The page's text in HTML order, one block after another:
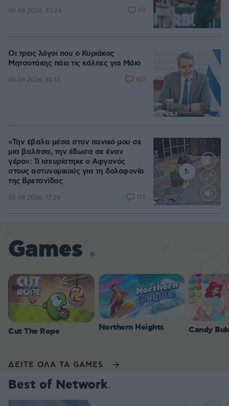
05.08.2026, 23:24 69
Οι τρεις λόγοι που ο Κυριάκος
Μητσοτάκης πάει τις κάλπες για Μάιο
05.08.2026, 10:13 451
«Την έβαλα μέσα στον πανικό μου σε
μια βαλίτσα, την έδωσα σε έναν
γέρο»: Τι ισχυρίστηκε ο Αφγανός
στους αστυνομικούς για τη δολοφονία
της Βρετανίδας
05.08.2026, 12:26 113
Games
Cut The Rope Northern Heights Candy
ΔΕΙΤΕ ΟΛΑ ΤΑ GAMES
Best of Network